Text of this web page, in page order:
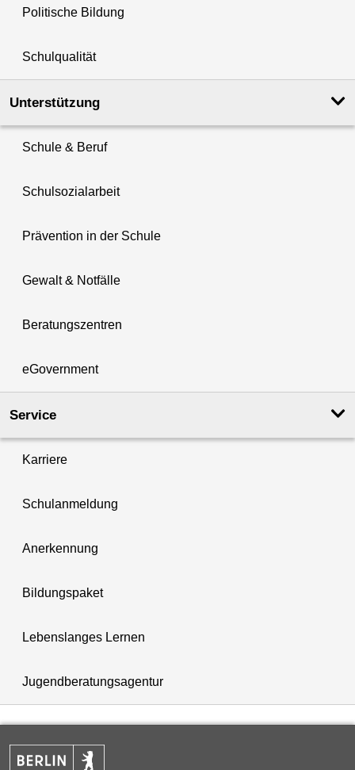
Politische Bildung
Schulqualität
Unterstützung
Schule & Beruf
Schulsozialarbeit
Prävention in der Schule
Gewalt & Notfälle
Beratungszentren
eGovernment
Service
Karriere
Schulanmeldung
Anerkennung
Bildungspaket
Lebenslanges Lernen
Jugendberatungsagentur